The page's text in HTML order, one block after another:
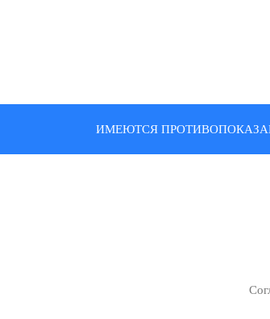
ИМЕЮТСЯ